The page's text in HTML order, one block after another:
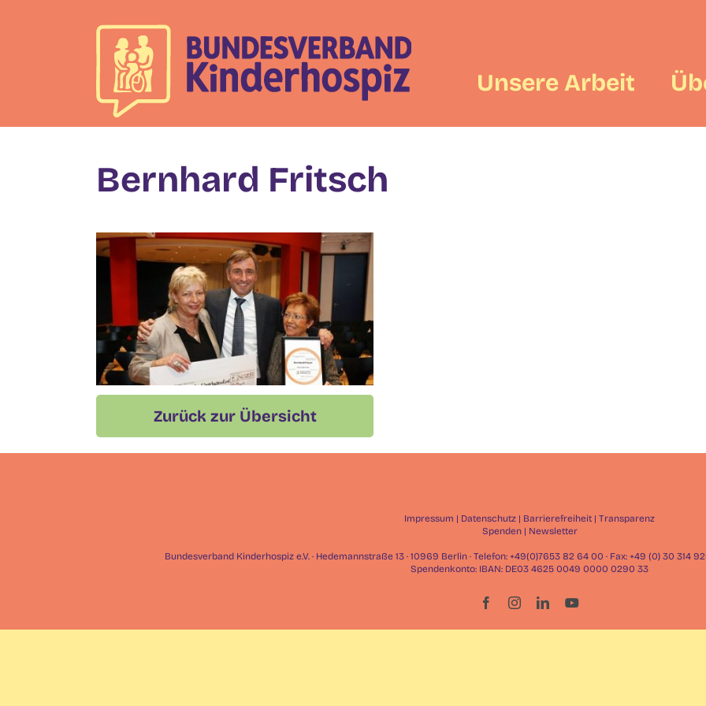
Unsere Arbeit
Bernhard Fritsch
Zurück zur Übersicht
Impressum | Datenschutz | Barrierefreiheit | Transparenz
Spenden| Newsletter
Bundesverband Kinderhospiz e.V. · Hedemannstraße 13 · 10969 Berlin · Telefon: +49(0)7653 82 64 00 · Fax: +49 (0) 30 314
Spendenkonto: IBAN: DE03 4625 0049 0000 0290 33
FacebookInstagramLinkedInYouTube